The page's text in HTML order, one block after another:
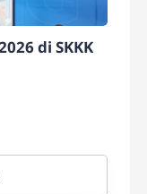
di SKKK